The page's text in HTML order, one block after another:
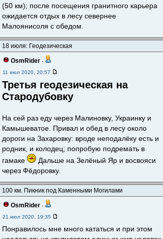
(50 км); после посещения гранитного карьера
ожидается отдых в лесу севернее
Малоянисоля с обедом.
18 июля: Геодезическая
OsmRider -
11 июл 2020, 20:57
Третья геодезическая на
Стародубовку
На сей раз еду через Малиновку, Украинку и
Камышеватое. Привал и обед в лесу около
дороги на Захаровку: вроде неподалёку есть и
родник, и колодец; попробую подремать в
гамаке
Дальше на Зелёный Яр и восвояси
через Фёдоровку.
100 км. Пикник под Каменными Могилами
OsmRider -
21 июл 2020, 19:35
Понравилось мне много кататься и при этом